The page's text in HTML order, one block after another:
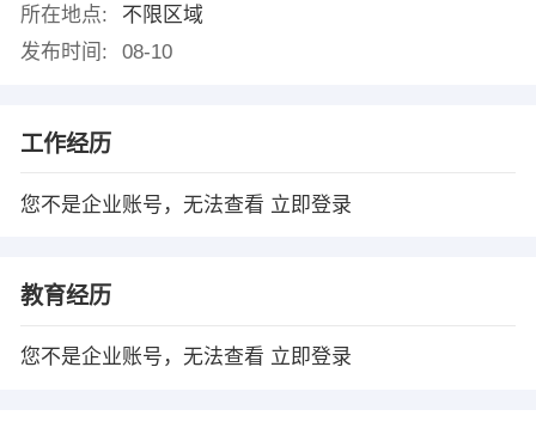
所在地点:
不限区域
发布时间:
08-10
工作经历
您不是企业账号，无法查看 立即登录
教育经历
您不是企业账号，无法查看 立即登录